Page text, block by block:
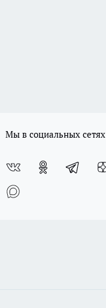
Мы в социальных сетях